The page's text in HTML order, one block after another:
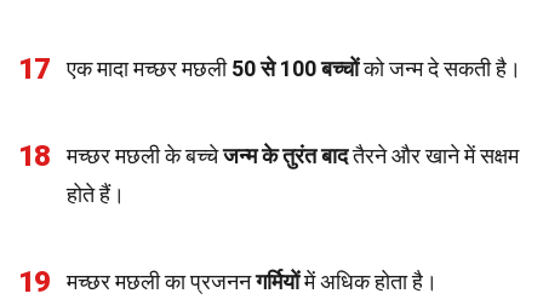
17 एक मादा मच्छर मछली50 से 100 बच्चोंको जन्म दे सकती है।
18 मच्छर मछली के बच्चेजन्म के तुरंत बादतैरने और खाने में सक्षम
होते हैं।
19 मच्छर मछली का प्रजननगर्मियोंमें अधिक होता है।